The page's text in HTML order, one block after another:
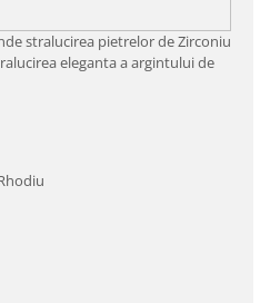
stralucirea pietrelor de Zirconiu
eleganta a argintului de